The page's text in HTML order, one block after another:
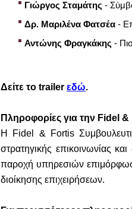
Γιώργος Σταμάτης -
Δρ. Μαριλένα Φατσέα -
Αντώνης Φραγκάκης -
Δείτε το trailer εδώ.
Πληροφορίες για την Fidel &
H
Fidel & Fortis
στρατηγικής επικοινωνίας
παροχή υπηρεσιών
διοίκησης επιχειρήσεων.